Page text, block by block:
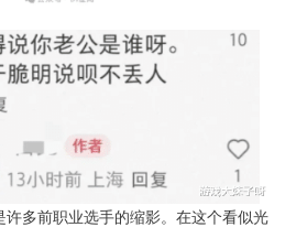
许多前职业选手的缩影。在这个看似光